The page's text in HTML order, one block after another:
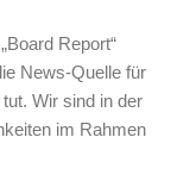
Report“
News-Quelle für
Wir sind in der
im Rahmen